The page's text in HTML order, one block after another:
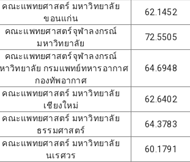
คณะแพทยศาสตร์ มหาวิทยาลัย
ขอนแก่น
62.1452
คณะแพทยศาสตร์จุฬาลงกรณ์
มหาวิทยาลัย
72.5505
คณะแพทยศาสตร์จุฬาลงกรณ์
าวิทยาลัย กรมแพทย์ทหารอากาศ
กองทัพอากาศ
64.6948
คณะแพทยศาสตร์ มหาวิทยาลัย
เชียงใหม่
62.6402
คณะแพทยศาสตร์ มหาวิทยาลัย
ธรรมศาสตร์
64.3783
คณะแพทยศาสตร์ มหาวิทยาลัย
นเรศวร
60.1791